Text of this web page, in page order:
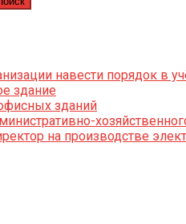
навести порядок в
здание
зданий
на производстве